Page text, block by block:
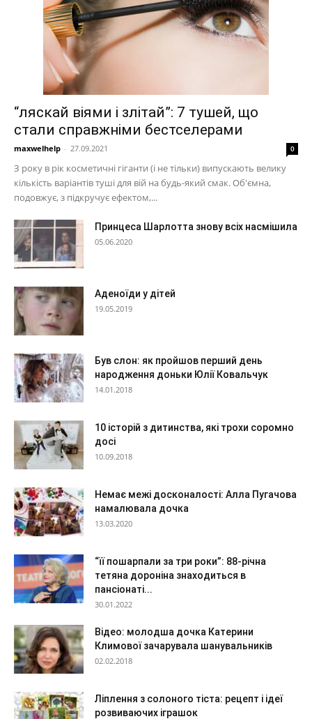
“ляскай віями і злітай”: 7 тушей, що
стали справжніми бестселерами
maxwelhelp - 27.09.2021 0
З року в рік косметичні гіганти (і не тільки) випускають велику
кількість варіантів туші для вій на будь-який смак. Об'ємна,
подовжує, з підкручує ефектом,...
Принцеса Шарлотта знову всіх насмішила
05.06.2020
Аденоїди у дітей
19.05.2019
Був слон: як пройшов перший день
народження доньки Юлії Ковальчук
14.01.2018
10 історій з дитинства, які трохи соромно
досі
10.09.2018
Немає межі досконалості: Алла Пугачова
намалювала дочка
13.03.2020
“її пошарпали за три роки”: 88-річна
тетяна дороніна знаходиться в
пансіонаті...
30.01.2022
Відео: молодша дочка Катерини
Климової зачарувала шанувальників
02.02.2018
Ліплення з солоного тіста: рецепт і ідеї
розвиваючих іграшок